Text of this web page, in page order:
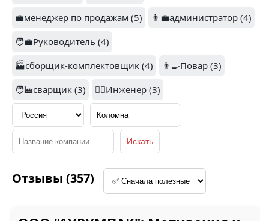
СТАНКОПРЕСС (3) НЕФТЕМАШ (3)
1.5
СПОРТМАСТЕР (2)
💼менеджер по продажам (5)
👨‍💼администратор (4)
🧑‍💼Руководитель (4)
🏭сборщик-комплектовщик (4)
👨‍🍳Повар (3)
🧑‍🏭сварщик (3)
👷‍♂️Инженер (3)
Отзывы (357)